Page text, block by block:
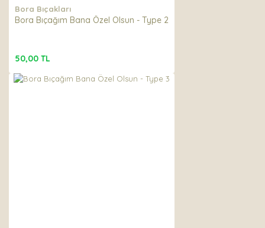
Bora Bıçakları
Bora Bıçağım Bana Özel Olsun - Type 2
50,00 TL